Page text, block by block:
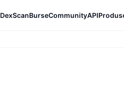
DexScanBurseCommunityAPI